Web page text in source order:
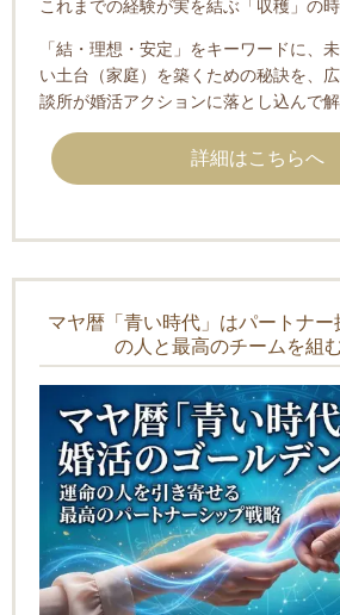
これまでの経験が実を結ぶ「収穫」の時
「結・理想・安定」をキーワードに、
い土台（家庭）を築くための秘訣を、
談所が婚活アクションに落とし込んで解
詳細はこちらへ
マヤ暦「青い時代」はパートナ
の人と最高のチームを組